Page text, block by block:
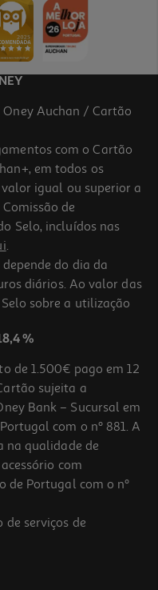
Auchan / Cartão
com o Cartão
em todos os
igual ou superior a
de
Selo, incluídos nas
.
do dia da
diários. Ao valor das
sobre a utilização
%
de 1.500€ pago em 12
sujeita a
Bank – Sucursal em
com o nº 881. A
na qualidade de
com
de Portugal com o nº
serviços de